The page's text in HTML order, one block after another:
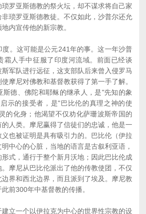
罗亚斯德教的祭火坛，却不谋求将自己家
琐罗亚斯德教徒。不仅如此，沙普尔还允
内宣传他的新宗教。
。这可能是公元241年的事。这一年沙普
霜人手中征服了印度河流域。前面已经谈
军队进行远征，这支部队后来曾入侵罗马
摩尼对佛教和基督教获得了第一手了解。
斯德、佛陀和耶稣的继承人，是"先知的象
示的接受者，是"巴比伦的真理之神的使
的化身；他渴望不仅劝化萨珊波斯帝国的
的人类。摩尼赢得了信徒们的忠诚，他是一
也被证明是具有吸引力的。巴比伦（伊拉
中心的心脏，当地的语言是古叙利亚语，
式，通行于整个新月沃地；因此巴比伦成
摩尼从巴比伦派出了他的传教使团，不仅
界和西北边界，而且派到了埃及。摩尼教
前300年中基督教的传播。
一个以伊拉克为中心的世界性宗教的设